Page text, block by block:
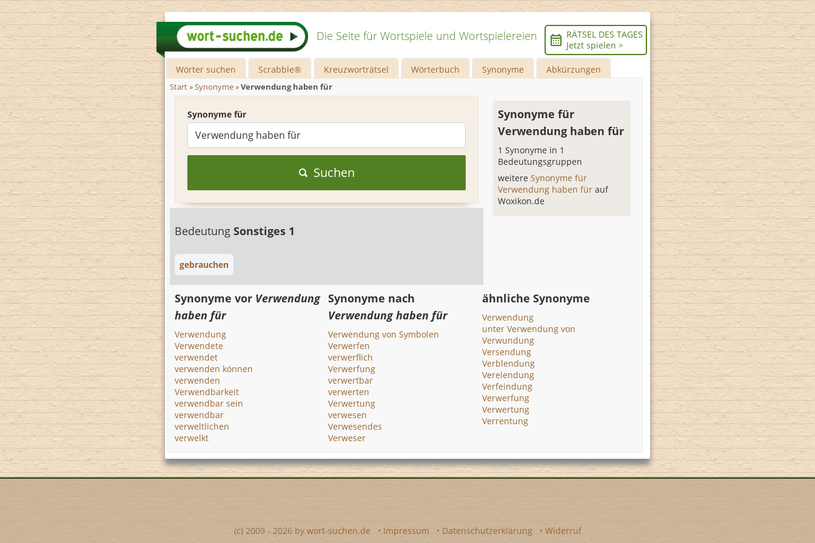
Die Seite für Wortspiele und Wortspielereien
RÄTSEL DES TAGES
Jetzt spielen >
Wörter suchen Scrabble® Kreuzworträtsel Wörterbuch Synonyme Abkürzungen
Start»Synonyme»Verwendung haben für
Synonyme für
Suchen
Bedeutung Sonstiges 1
gebrauchen
Synonyme für
Verwendung haben für
1 Synonyme in 1
Bedeutungsgruppen
weitereSynonyme für
Verwendung haben fürauf
Woxikon.de
Synonyme vor Verwendung
haben für
Verwendung
Verwendete
verwendet
verwenden können
verwenden
Verwendbarkeit
verwendbar sein
verwendbar
verweltlichen
verwelkt
Synonyme nach
Verwendung haben für
Verwendung von Symbolen
Verwerfen
verwerflich
Verwerfung
verwertbar
verwerten
Verwertung
verwesen
Verwesendes
Verweser
ähnliche Synonyme
Verwendung
unter Verwendung von
Verwundung
Versendung
Verblendung
Verelendung
Verfeindung
Verwerfung
Verwertung
Verrentung
(c) 2009 - 2026 by wort-suchen.de • Impressum • Datenschutzerklärung • Widerruf